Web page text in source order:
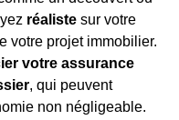
réaliste sur votre
votre projet immobilier.
votre assurance
, qui peuvent
non négligeable.